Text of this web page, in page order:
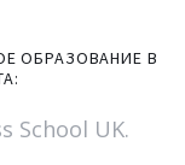
ОБРАЗОВАНИЕ В
School UK.